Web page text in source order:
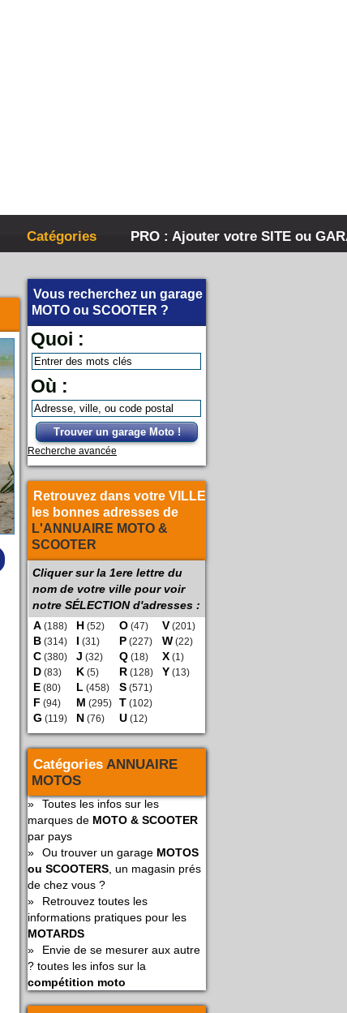
Catégories PRO : Ajouter votre SITE ou
Vous recherchez un garage
MOTO ou SCOOTER ?
Quoi :
Où :
Trouver un garage Moto !
Recherche avancée
Retrouvez dans votre VILLE
les bonnes adresses de
L'ANNUAIRE MOTO &
SCOOTER
Cliquer sur la 1ere lettre du
nom de votre ville pour voir
notre SÉLECTION d'adresses :
A (188)
B (314)
C (380)
D (83)
E (80)
F (94)
G (119)
H (52)
I (31)
J (32)
K (5)
L (458)
M (295)
N (76)
O (47)
P (227)
Q (18)
R (128)
S (571)
T (102)
U (12)
V (201)
W (22)
X (1)
Y (13)
Catégories ANNUAIRE
MOTOS
»
Toutes les infos sur les
marques de MOTO & SCOOTER
par pays
»
Ou trouver un garage MOTOS
ou SCOOTERS , un magasin prés
de chez vous ?
»
Retrouvez toutes les
informations pratiques pour les
MOTARDS
»
Envie de se mesurer aux autre
? toutes les infos sur la
compétition moto